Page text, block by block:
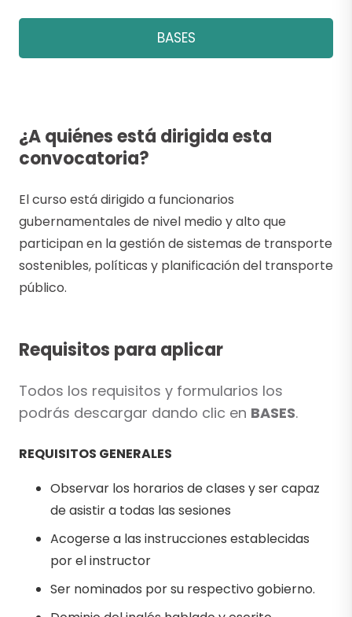
BASES
¿A quiénes está dirigida esta
convocatoria?
El curso está dirigido a funcionarios
gubernamentales de nivel medio y alto que
participan en la gestión de sistemas de transporte
sostenibles, políticas y planificación del transporte
público.
Requisitos para aplicar
Todos los requisitos y formularios los
podrás descargar dando clic en BASES.
REQUISITOS GENERALES
Observar los horarios de clases y ser capaz
de asistir a todas las sesiones
Acogerse a las instrucciones establecidas
por el instructor
Ser nominados por su respectivo gobierno.